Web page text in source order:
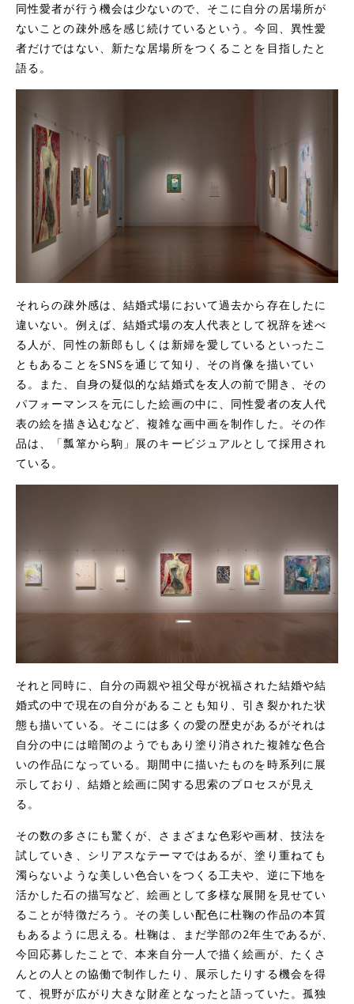
同性愛者が行う機会は少ないので、そこに自分の居場所が
ないことの疎外感を感じ続けているという。今回、異性愛
者だけではない、新たな居場所をつくることを目指したと
語る。
それらの疎外感は、結婚式場において過去から存在したに
違いない。例えば、結婚式場の友人代表として祝辞を述べ
る人が、同性の新郎もしくは新婦を愛しているといったこ
ともあることをSNSを通じて知り、その肖像を描いてい
る。また、自身の疑似的な結婚式を友人の前で開き、その
パフォーマンスを元にした絵画の中に、同性愛者の友人代
表の絵を描き込むなど、複雑な画中画を制作した。その作
品は、「瓢箪から駒」展のキービジュアルとして採用され
ている。
それと同時に、自分の両親や祖父母が祝福された結婚や結
婚式の中で現在の自分があることも知り、引き裂かれた状
態も描いている。そこには多くの愛の歴史があるがそれは
自分の中には暗闇のようでもあり塗り消された複雑な色合
いの作品になっている。期間中に描いたものを時系列に展
示しており、結婚と絵画に関する思索のプロセスが見え
る。
その数の多さにも驚くが、さまざまな色彩や画材、技法を
試していき、シリアスなテーマではあるが、塗り重ねても
濁らないような美しい色合いをつくる工夫や、逆に下地を
活かした石の描写など、絵画として多様な展開を見せてい
ることが特徴だろう。その美しい配色に杜鞠の作品の本質
もあるように思える。杜鞠は、まだ学部の2年生であるが、
今回応募したことで、本来自分一人で描く絵画が、たくさ
んとの人との協働で制作したり、展示したりする機会を得
て、視野が広がり大きな財産となったと語っていた。孤独